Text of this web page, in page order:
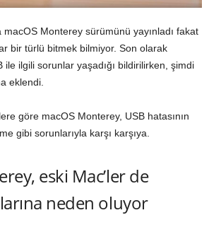
Monterey sürümünü yayınladı fakat
bir türlü bitmek bilmiyor. Son olarak
ile ilgili sorunlar yaşadığı bildirilirken, şimdi
eklendi.
göre macOS Monterey, USB hatasının
gibi sorunlarıyla karşı karşıya.
eski Mac’ler de
neden oluyor